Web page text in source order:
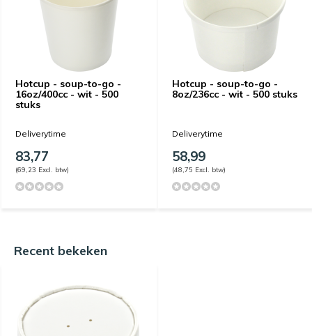
Hotcup - soup-to-go -
16oz/400cc - wit - 500
stuks
Deliverytime
83,77
(69,23 Excl. btw)
Hotcup - soup-to-go -
8oz/236cc - wit - 500 stuks
Deliverytime
58,99
(48,75 Excl. btw)
Recent bekeken